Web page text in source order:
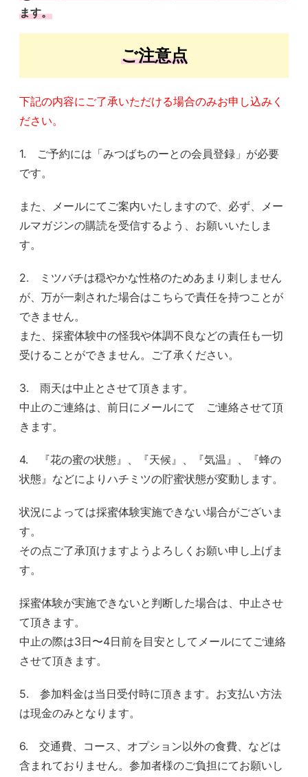
ます。
ご注意点
下記の内容にご了承いただける場合のみお申し込みく
ださい。
1. ご予約には「みつばちのーとの会員登録」が必要
です。
また、メールにてご案内いたしますので、必ず、メー
ルマガジンの購読を受信するよう、お願いいたしま
す。
2. ミツバチは穏やかな性格のためあまり刺しません
が、万が一刺された場合はこちらで責任を持つことが
できません。
また、採蜜体験中の怪我や体調不良などの責任も一切
受けることができません。ご了承ください。
3. 雨天は中止とさせて頂きます。
中止のご連絡は、前日にメールにて ご連絡させて頂
きます。
4. 『花の蜜の状態』、『天候』、『気温』、『蜂の
状態』などによりハチミツの貯蜜状態が変動します。
状況によっては採蜜体験実施できない場合がございま
す。
その点ご了承頂けますようよろしくお願い申し上げま
す。
採蜜体験が実施できないと判断した場合は、中止させ
て頂きます。
中止の際は3日〜4日前を目安としてメールにてご連絡
させて頂きます。
5. 参加料金は当日受付時に頂きます。お支払い方法
は現金のみとなります。
6. 交通費、コース、オプション以外の食費、などは
含まれておりません。参加者様のご負担にてお願いし